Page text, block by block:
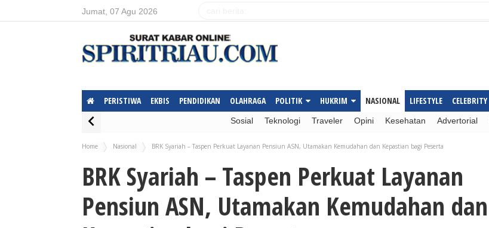
Jumat, 07 Agu 2026
PERISTIWA EKBIS PENDIDIKAN OLAHRAGA POLITIK HUKRIM NASIONAL LIFESTYLE CELEBRITY
Sosial Teknologi Traveler Opini Kesehatan Advertorial
Home Nasional BRK Syariah – Taspen Perkuat Layanan Pensiun ASN, Utamakan Kemudahan dan Kepastian bagi Peserta
BRK Syariah – Taspen Perkuat Layanan
Pensiun ASN, Utamakan Kemudahan dan